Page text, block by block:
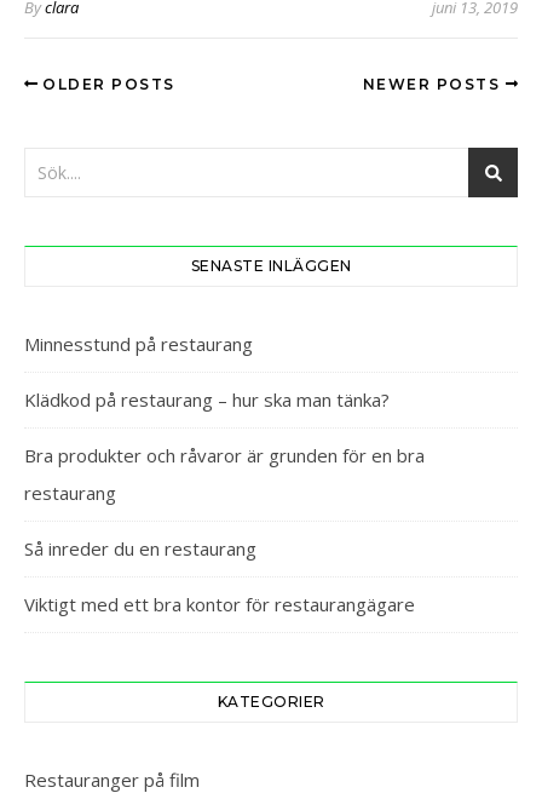
Byclara juni 13, 2019
OLDER POSTS NEWER POSTS
SENASTE INLÄGGEN
Minnesstund på restaurang
Klädkod på restaurang – hur ska man tänka?
Bra produkter och råvaror är grunden för en bra
restaurang
Så inreder du en restaurang
Viktigt med ett bra kontor för restaurangägare
KATEGORIER
Restauranger på film